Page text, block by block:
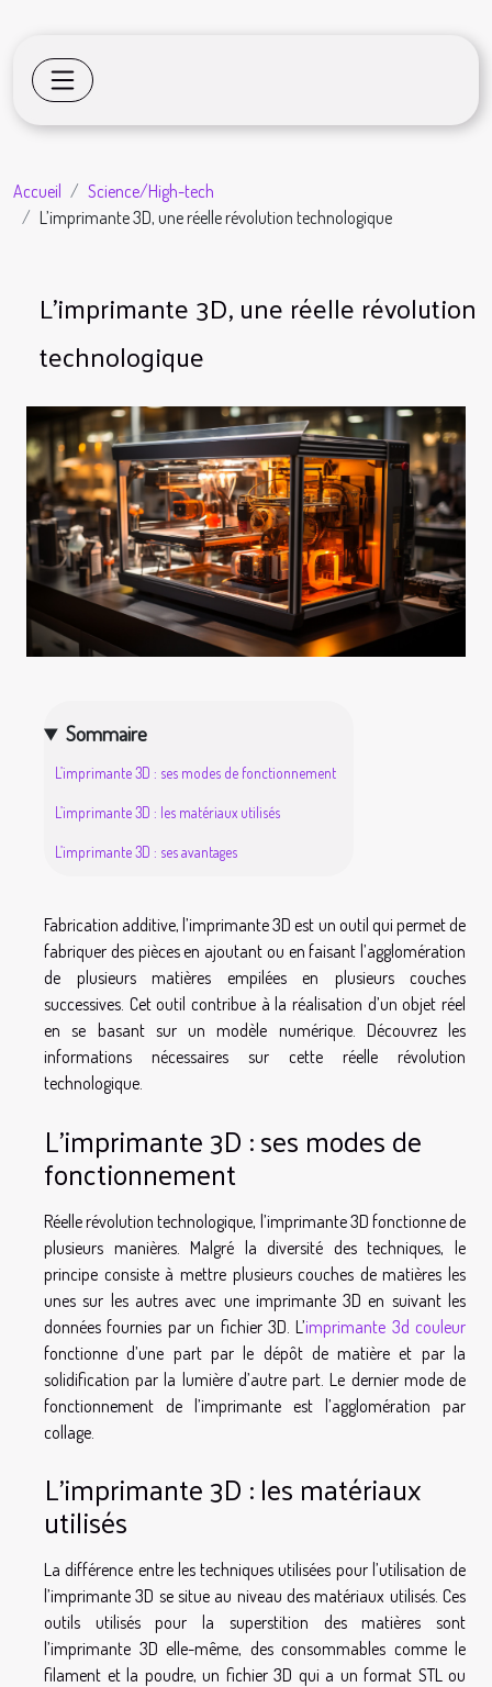
Accueil
Science/High-tech
L’imprimante 3D, une réelle révolution technologique
L’imprimante 3D, une réelle révolution
technologique
Sommaire
L’imprimante 3D : ses modes de fonctionnement
L’imprimante 3D : les matériaux utilisés
L’imprimante 3D : ses avantages
Fabrication additive, l’imprimante 3D est un outil qui permet de
fabriquer des pièces en ajoutant ou en faisant l’agglomération
de plusieurs matières empilées en plusieurs couches
successives. Cet outil contribue à la réalisation d’un objet réel
en se basant sur un modèle numérique. Découvrez les
informations nécessaires sur cette réelle révolution
technologique.
L’imprimante 3D : ses modes de
fonctionnement
Réelle révolution technologique, l’imprimante 3D fonctionne de
plusieurs manières. Malgré la diversité des techniques, le
principe consiste à mettre plusieurs couches de matières les
unes sur les autres avec une imprimante 3D en suivant les
données fournies par un fichier 3D. L’imprimante 3d couleur
fonctionne d’une part par le dépôt de matière et par la
solidification par la lumière d’autre part. Le dernier mode de
fonctionnement de l’imprimante est l’agglomération par
collage.
L’imprimante 3D : les matériaux
utilisés
La différence entre les techniques utilisées pour l’utilisation de
l’imprimante 3D se situe au niveau des matériaux utilisés. Ces
outils utilisés pour la superstition des matières sont
l’imprimante 3D elle-même, des consommables comme le
filament et la poudre, un fichier 3D qui a un format STL ou